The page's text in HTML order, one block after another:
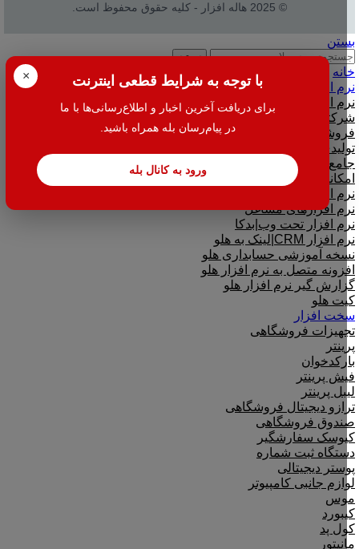
× با توجه به شرایط قطعی اینترنت
برای دریافت آخرین اخبار و اطلاع‌رسانی‌ها با ما
در پیام‌رسان بله همراه باشید.
ورود به کانال بله
© 2025 هاله افزار - کلیه حقوق محفوظ است.
بستن
جستجو
خانه
نرم افزار
نرم افزار حسابداری هلو
شرکتی
فروشگاهی
تولیدی
جامع و صنعتی
امکانات افزودنی ( کیت های عمومی )
نرم افزار حسابداری اسپاد
نرم افزارهای مشاغل
نرم افزار تحت وب|بدکا
نرم افزار CRM|لینک به هلو
نسخه آموزشی حسابداری هلو
افزونه متصل به نرم افزار هلو
گزارش گیر نرم افزار هلو
کیت هلو
سخت افزار
تجهیزات فروشگاهی
پرینتر
بارکدخوان
فیش پرینتر
لیبل پرینتر
ترازو دیجیتال فروشگاهی
صندوق فروشگاهی
کیوسک سفارشگیر
دستگاه ثبت شماره
پوستر دیجیتالی
لوازم جانبی کامپیوتر
موس
کیبورد
کول پد
مانیتور